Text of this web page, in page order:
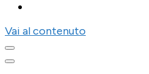
Vai al contenuto